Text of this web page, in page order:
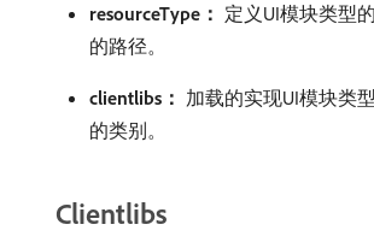
resourceType： 定义UI模块类型
的路径。
clientlibs： 加载的实现UI模块类
的类别。
Clientlibs